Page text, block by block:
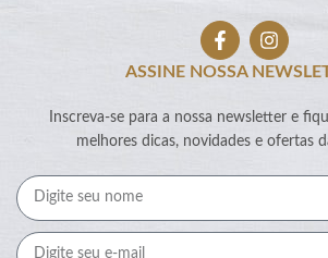
ASSINE NOSSA
Inscreva-se para a nossa newsletter e
melhores dicas, novidades e ofertas